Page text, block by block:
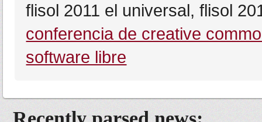
flisol 2011 el universal, flisol
conferencia de creative
software libre